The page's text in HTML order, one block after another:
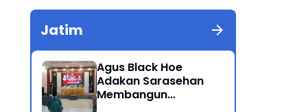
Jatim
Agus Black Hoe
Adakan Sarasehan
Membangun